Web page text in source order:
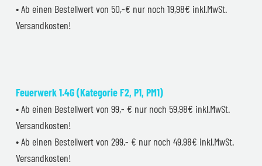
• Ab einen Bestellwert von 50,-€ nur noch 19,98€ inkl.MwSt.
Versandkosten!
Feuerwerk 1.4G (Kategorie F2, P1, PM1)
• Ab einen Bestellwert von 99,- € nur noch 59,98€ inkl.MwSt.
Versandkosten!
• Ab einen Bestellwert von 299,- € nur noch 49,98€ inkl.MwSt.
Versandkosten!